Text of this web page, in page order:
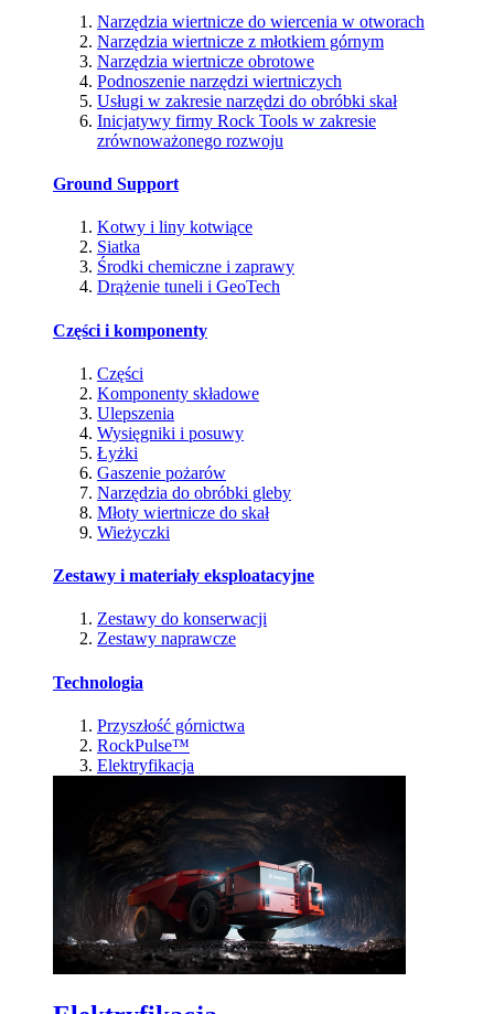
Narzędzia wiertnicze do wiercenia w otworach
Narzędzia wiertnicze z młotkiem górnym
Narzędzia wiertnicze obrotowe
Podnoszenie narzędzi wiertniczych
Usługi w zakresie narzędzi do obróbki skał
Inicjatywy firmy Rock Tools w zakresie
zrównoważonego rozwoju
Ground Support
Kotwy i liny kotwiące
Siatka
Środki chemiczne i zaprawy
Drążenie tuneli i GeoTech
Części i komponenty
Części
Komponenty składowe
Ulepszenia
Wysięgniki i posuwy
Łyżki
Gaszenie pożarów
Narzędzia do obróbki gleby
Młoty wiertnicze do skał
Wieżyczki
Zestawy i materiały eksploatacyjne
Zestawy do konserwacji
Zestawy naprawcze
Technologia
Przyszłość górnictwa
RockPulse™
Elektryfikacja